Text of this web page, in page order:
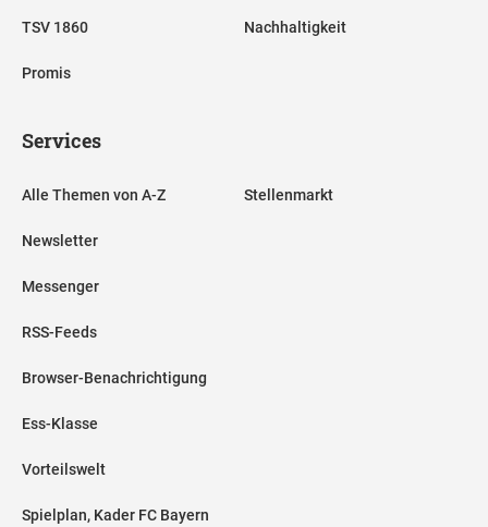
TSV 1860
Promis
Nachhaltigkeit
Services
Alle Themen von A-Z
Newsletter
Messenger
RSS-Feeds
Browser-Benachrichtigung
Ess-Klasse
Vorteilswelt
Spielplan, Kader FC Bayern
Stellenmarkt